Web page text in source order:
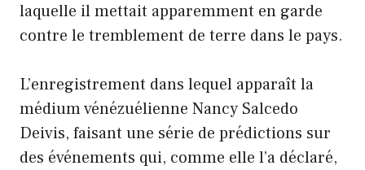
laquelle il mettait apparemment en garde
contre le tremblement de terre dans le pays.
L’enregistrement dans lequel apparaît la
médium vénézuélienne Nancy Salcedo
Deivis, faisant une série de prédictions sur
des événements qui, comme elle l’a déclaré,